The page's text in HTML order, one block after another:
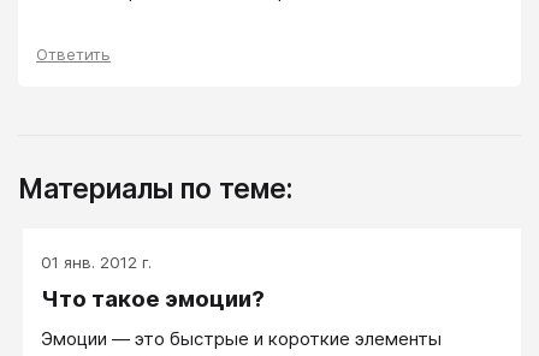
Ответить
Материалы по теме:
01 янв. 2012 г.
Что такое эмоции?
Эмоции — это быстрые и короткие элементы